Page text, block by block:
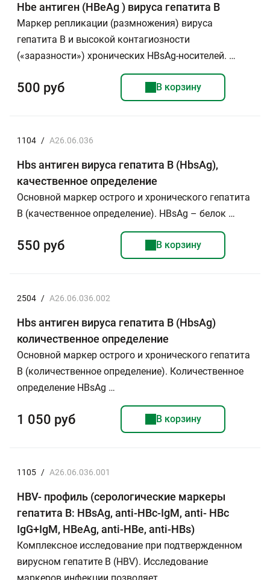
Hbe антиген (HBeAg ) вируса гепатита В
Маркер репликации (размножения) вируса
гепатита В и высокой контагиозности
(«заразности») хронических НВsAg-носителей. …
500 руб В корзину
1104 / A26.06.036
Hbs антиген вируса гепатита В (HbsAg),
качественное определение
Основной маркер острого и хронического гепатита
В (качественное определение). HBsAg – белок …
550 руб В корзину
2504 / A26.06.036.002
Hbs антиген вируса гепатита В (HbsAg)
количественное определение
Основной маркер острого и хронического гепатита
В (количественное определение). Количественное
определение HBsAg …
1 050 руб В корзину
1105 / A26.06.036.001
HBV- профиль (серологические маркеры
гепатита В: HBsAg, anti-HBc-IgM, anti- HBc
IgG+IgМ, HBeAg, anti-HBe, anti-HBs)
Комплексное исследование при подтвержденном
вирусном гепатите В (HBV). Исследование